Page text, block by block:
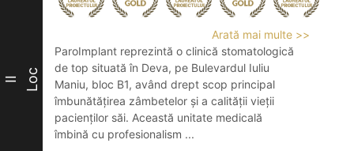
II Loc
Arată mai multe >>
ParoImplant reprezintă o clinică stomatologică
de top situată în Deva, pe Bulevardul Iuliu
Maniu, bloc B1, având drept scop principal
îmbunătățirea zâmbetelor și a calității vieții
pacienților săi. Această unitate medicală
îmbină cu profesionalism ...